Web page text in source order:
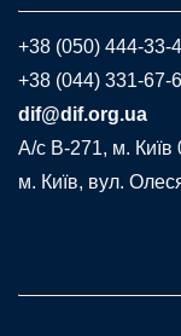
+38 (050) 444-33-
+38 (044) 331-67-
dif@dif.org.ua
A/c В-271, м. Київ
м. Київ, вул.